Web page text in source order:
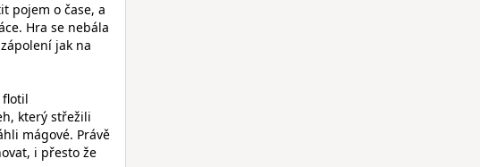
pojem o čase, a
Hra se nebála
jak na
flotil
který střežili
mágové. Právě
i přesto že